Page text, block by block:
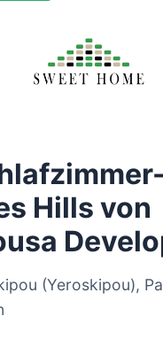
Hills von
(Yeroskipou),